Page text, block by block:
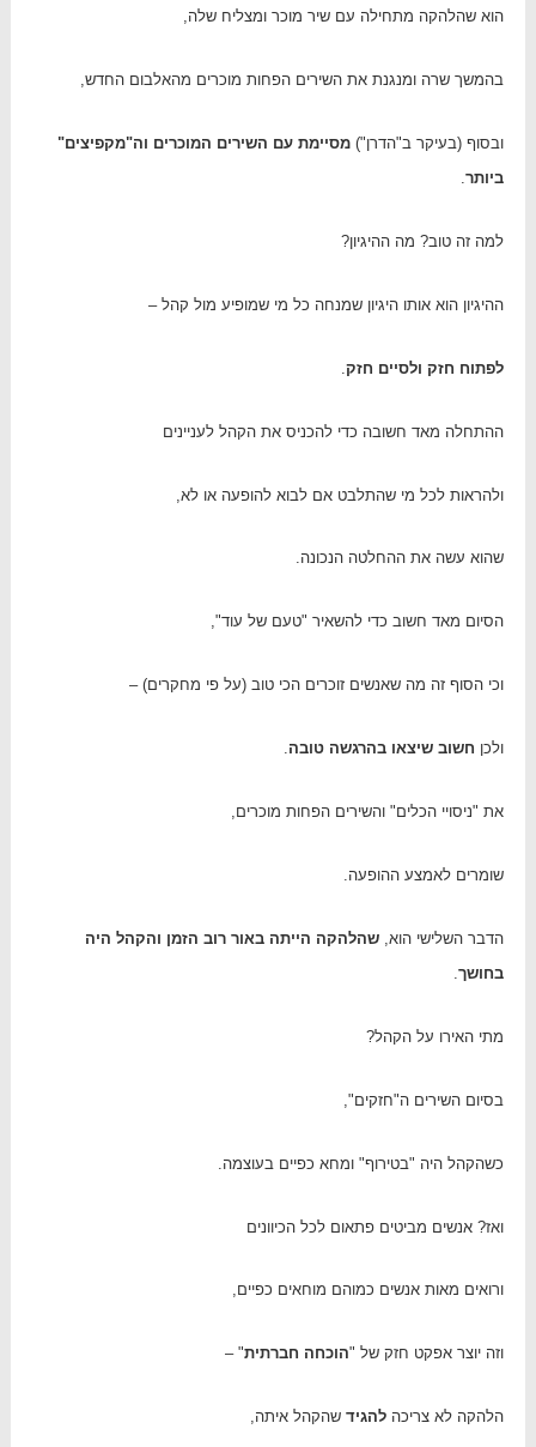
הוא שהלהקה מתחילה עם שיר מוכר ומצליח שלה,
בהמשך שרה ומנגנת את השירים הפחות מוכרים מהאלבום החדש,
ובסוף (בעיקר ב"הדרן") מסיימת עם השירים המוכרים וה"מקפיצים"
ביותר.
למה זה טוב? מה ההיגיון?
ההיגיון הוא אותו היגיון שמנחה כל מי שמופיע מול קהל –
לפתוח חזק ולסיים חזק
ההתחלה מאד חשובה כדי להכניס את הקהל לעניינים
ולהראות לכל מי שהתלבט אם לבוא להופעה או לא,
שהוא עשה את ההחלטה הנכונה.
הסיום מאד חשוב כדי להשאיר "טעם של עוד",
וכי הסוף זה מה שאנשים זוכרים הכי טוב (על פי מחקרים) –
ולכן חשוב שיצאו בהרגשה טובה.
את "ניסויי הכלים" והשירים הפחות מוכרים,
שומרים לאמצע ההופעה.
הדבר השלישי הוא,שהלהקה הייתה באור רוב הזמן והקהל היה
בחושך
מתי האירו על הקהל?
בסיום השירים ה"חזקים",
כשהקהל היה "בטירוף" ומחא כפיים בעוצמה.
ואז? אנשים מביטים פתאום לכל הכיוונים
ורואים מאות אנשים כמוהם מוחאים כפיים,
וזה יוצר אפקט חזק של "הוכחה חברתית" –
הלהקה לא צריכהלהגיד שהקהל איתה,